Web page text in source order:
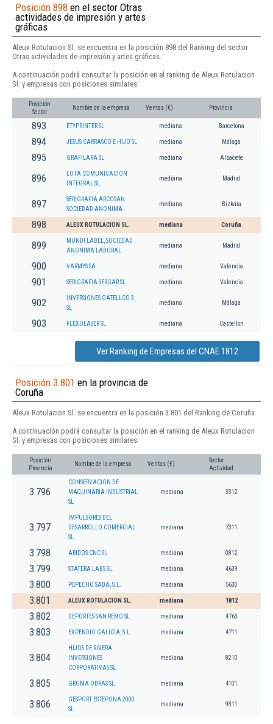
Posición 898 en el sector Otras
actividades de impresión y artes
gráficas
Aleux Rotulacion Sl. se encuentra en la posición 898 del Ranking del sector
Otras actividades de impresión y artes gráficas.
A continuación podrá consultar la posición en el ranking de Aleux Rotulacion
Sl. y empresas con posiciones similares:
Posición
Sector
Nombre de la empresa Ventas (€) Provincia
893 ETYPRINTER SL mediana Barcelona
894 JESUS CARRASCO E HIJO SL mediana Málaga
895 GRAFILARA SL mediana Albacete
896
LOTA COMUNICACION
INTEGRAL SL.
mediana Madrid
897
SERIGRAFIA ARCOSAN
SOCIEDAD ANONIMA
mediana Bizkaia
898 ALEUX ROTULACION SL. mediana Coruña
899
MUNDI LABEL, SOCIEDAD
ANONIMA LABORAL
mediana Madrid
900 VARMYS SA mediana Valencia
901 SERIGRAFIA SERGAR SL. mediana Valencia
902
INVERSIONES GATELLCO 3
SL
mediana Málaga
903 FLEXOLASER SL mediana Castellon
Ver Ranking de Empresas del CNAE 1812
Posición 3.801 en la provincia de
Coruña
Aleux Rotulacion Sl. se encuentra en la posición 3.801 del Ranking de Coruña.
A continuación podrá consultar la posición en el ranking de Aleux Rotulacion
Sl. y empresas con posiciones similares:
Posición
Provincia
Nombre de la empresa Ventas (€)
Sector
Actividad
3.796
CONSERVACION DE
MAQUINARIA INDUSTRIAL
SL
mediana 3312
3.797
IMPULSORES DEL
DESARROLLO COMERCIAL
SL.
mediana 7311
3.798 ARIDOS CNC SL mediana 0812
3.799 STATERA LABS SL. mediana 4639
3.800 PEPECHO SADA, S.L. mediana 5630
3.801 ALEUX ROTULACION SL. mediana 1812
3.802 DEPORTES SAN REMO SL mediana 4763
3.803 EXPENDIO GALICIA, S.L. mediana 4711
3.804
HIJOS DE RIVERA
INVERSIONES
CORPORATIVAS SL
mediana 8210
3.805 GROMA OBRAS SL. mediana 4101
3.806
GESPORT ESTEPONA 2000
SL
mediana 9311